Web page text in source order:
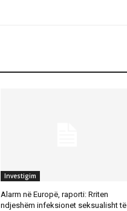
Investigim
Alarm në Europë, raporti: Rriten
ndjeshëm infeksionet seksualisht të